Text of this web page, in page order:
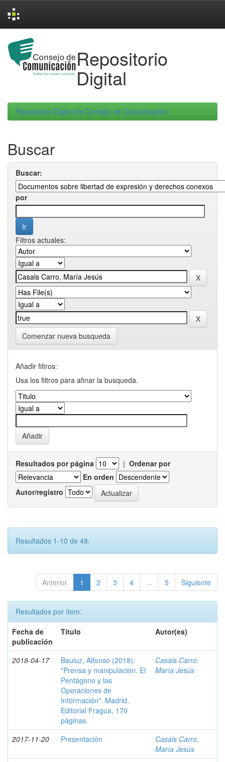
navigation
Repositorio
Digital
Repositorio Digital de Consejo de Comunicacion
Buscar
Buscar:
por
Filtros actuales:
Comenzar nueva busqueda
Añadir filtros:
Usa los filtros para afinar la busqueda.
Resultados por página | Ordenar por
En orden
Autor/registro
Resultados 1-10 de 48.
Anterior 1 2 3 4 ... 5 Siguiente
Resultados por ítem:
Fecha de
publicación
Título Autor(es)
2018-04-17
Bauluz, Alfonso (2018):
"Prensa y manipulación. El
Pentágono y las
Operaciones de
Información". Madrid,
Editorial Fragua, 170
páginas.
Casals Carro,
María Jesús
2017-11-20 Presentación
Casals Carro,
María Jesús